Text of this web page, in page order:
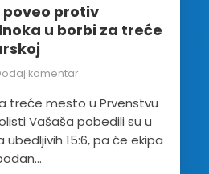
poveo protiv
u borbi za treće
komentar
treće mesto u Prvenstvu
Vašaša pobedili su u
15:6, pa će ekipa